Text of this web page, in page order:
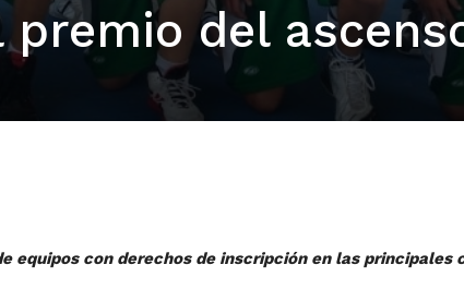
del
con derechos de inscripción en las